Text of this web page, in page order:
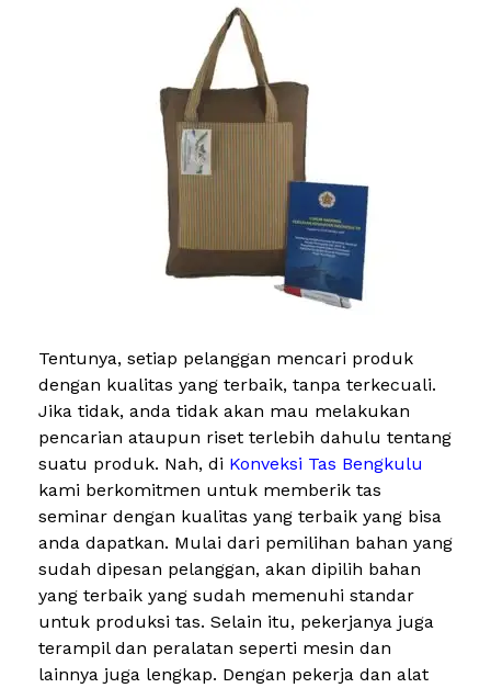
Tentunya, setiap pelanggan mencari produk
dengan kualitas yang terbaik, tanpa terkecuali.
Jika tidak, anda tidak akan mau melakukan
pencarian ataupun riset terlebih dahulu tentang
suatu produk. Nah, di Konveksi Tas Bengkulu
kami berkomitmen untuk memberik tas
seminar dengan kualitas yang terbaik yang bisa
anda dapatkan. Mulai dari pemilihan bahan yang
sudah dipesan pelanggan, akan dipilih bahan
yang terbaik yang sudah memenuhi standar
untuk produksi tas. Selain itu, pekerjanya juga
terampil dan peralatan seperti mesin dan
lainnya juga lengkap. Dengan pekerja dan alat